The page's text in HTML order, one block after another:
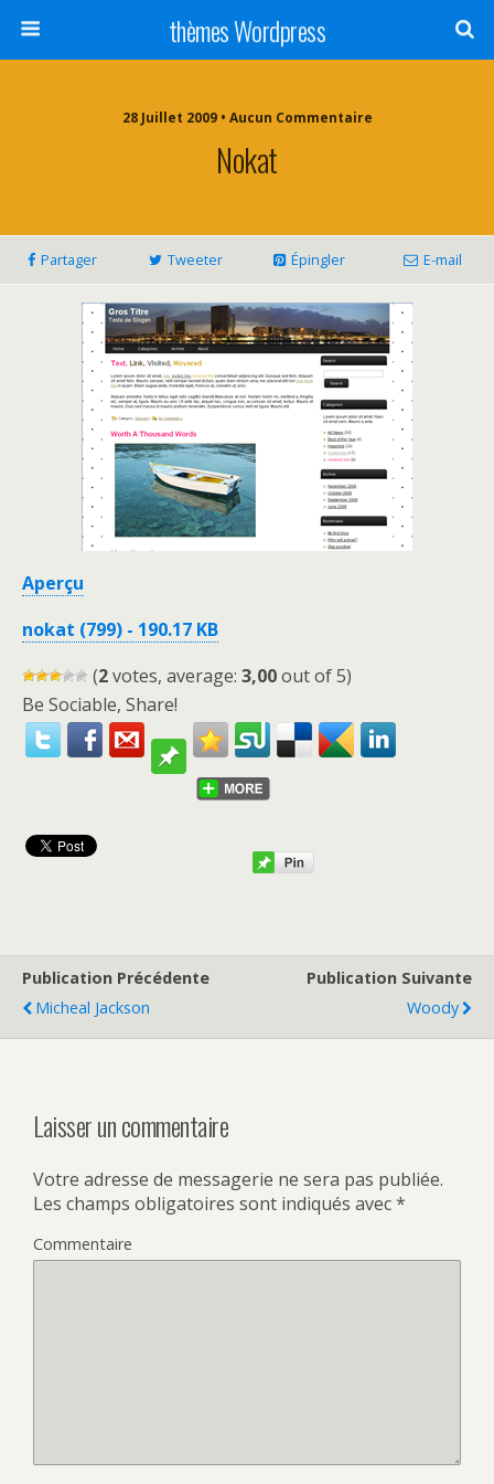
thèmes Wordpress
28 Juillet 2009 • Aucun Commentaire
Nokat
Partager Tweeter Épingler E-mail
Aperçu
nokat (799) - 190.17 KB
(2votes, average: 3,00out of 5)
Be Sociable, Share!
Publication Précédente
Micheal Jackson
Publication Suivante
Woody
Laisser un commentaire
Votre adresse de messagerie ne sera pas publiée.
Les champs obligatoires sont indiqués avec*
Commentaire